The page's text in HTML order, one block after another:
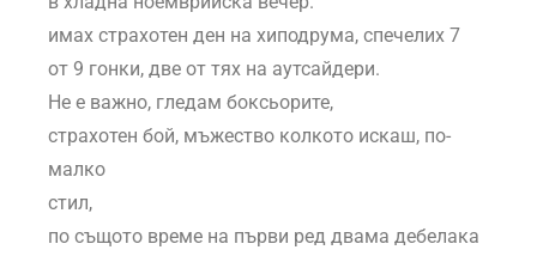
имах страхотен ден на хиподрума, спечелих 7
от 9 гонки, две от тях на аутсайдери.
Не е важно, гледам боксьорите,
страхотен бой, мъжество колкото искаш, по-
малко
стил,
по същото време на първи ред двама дебелака